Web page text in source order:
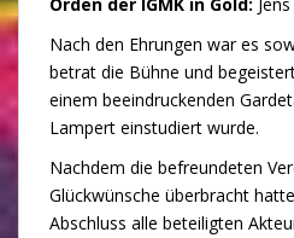
Nach den Ehrungen war es
betrat die Bühne und
einem beeindruckenden
Lampert einstudiert wurde.
Nachdem die befreundeten
Glückwünsche überbracht
Abschluss alle beteiligten